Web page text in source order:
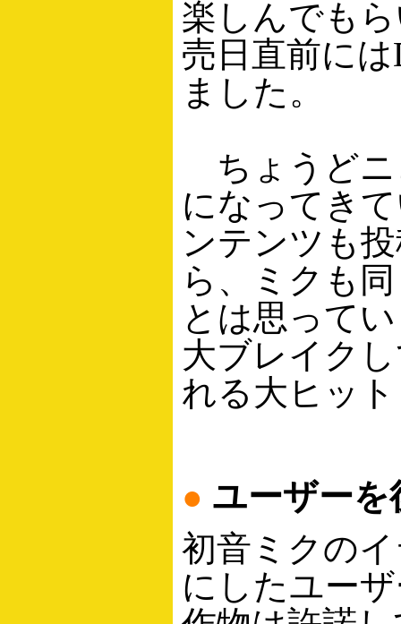
楽しんでも
売日直前に
ました。
ちょうどニ
になってき
ンテンツも
ら、ミクも
とは思って
大ブレイク
れる大ヒッ
● ユーザー
初音ミクの
にしたユー